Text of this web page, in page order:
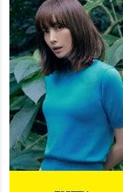
Тусгай замын автобус /
хорооны ээлжит
2026 оны 7 сар 21 / 16 цаг
Ерөнхий сайд Н.Учрал
суугаа Элчин сайд
авч уулзав
2026 оны 7 сар 21 / 16 цаг
БҮГД НАЙРАМДАХ
ЭДИЙН ЗАСГИЙН
ӨРГӨЖҮҮЛНЭ